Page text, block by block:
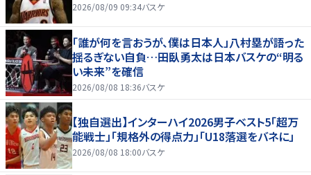
2026/08/09 09:34バスケ
「誰が何を言おうが、僕は日本人」八村塁が語った
揺るぎない自負…田臥勇太は日本バスケの“明る
い未来”を確信
2026/08/08 18:36バスケ
【独自選出】インターハイ2026男子ベスト5「超万
能戦士」「規格外の得点力」「U18落選をバネに」
2026/08/08 18:00バスケ